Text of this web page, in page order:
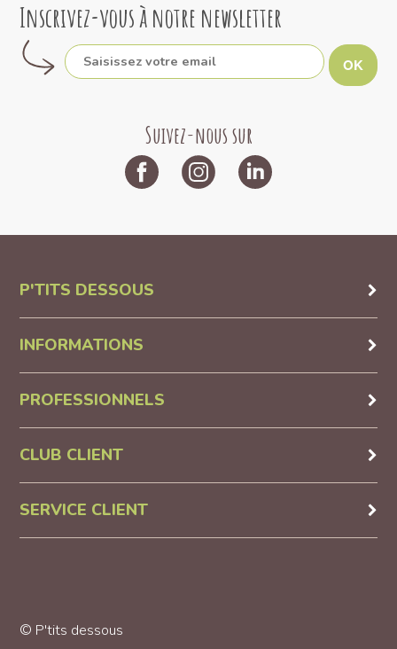
Inscrivez-vous à notre newsletter
OK
Suivez-nous sur
P'TITS DESSOUS
INFORMATIONS
PROFESSIONNELS
CLUB CLIENT
SERVICE CLIENT
© P'tits dessous